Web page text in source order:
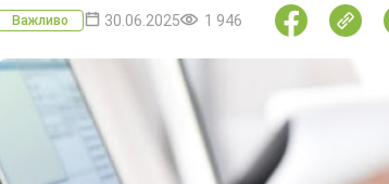
Важливо 30.06.2025 1 946